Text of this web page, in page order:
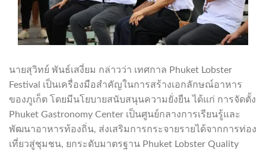
นายสุวิทย์ พันธ์เสงี่ยม กล่าวว่า เทศกาล Phuket Lobster
Festival เป็นเครื่องมือสำคัญในการสร้างเอกลักษณ์อาหาร
ของภูเก็ต โดยมีนโยบายสนับสนุนความยั่งยืน ได้แก่ การจัดตั้ง
Phuket Gastronomy Center เป็นศูนย์กลางการเรียนรู้และ
พัฒนาอาหารท้องถิ่น, ส่งเสริมการกระจายรายได้จากการท่อง
เที่ยวสู่ชุมชน, ยกระดับมาตรฐาน Phuket Lobster Quality